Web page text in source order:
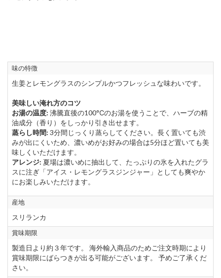
味の特徴
生姜とレモングラスのシンプルかつフレッシュな味わいです。
美味しい淹れ方のコツ
お湯の温度: 沸騰直後の100℃のお湯を使うことで、ハーブの精
油成分（香り）をしっかり引き出せます。
蒸らし時間: 3分間じっくり蒸らしてください。長く置いても渋
みが出にくいため、濃いめがお好みの場合は5分ほど置いても美
味しくいただけます。
アレンジ: 夏場は濃いめに抽出して、たっぷりの氷を入れたグラ
スに注ぎ「アイス・レモングラスジンジャー」としても爽やか
にお楽しみいただけます。
産地
スリランカ
賞味期限
製造日より約３年です。 海外輸入商品のためご注文時期により
賞味期限にばらつきが出る可能がございます。 予めご了承くだ
さい。